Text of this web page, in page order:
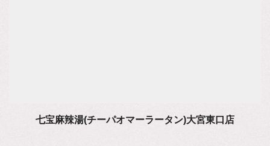
七宝麻辣湯(チーパオマーラータン)大宮東口店